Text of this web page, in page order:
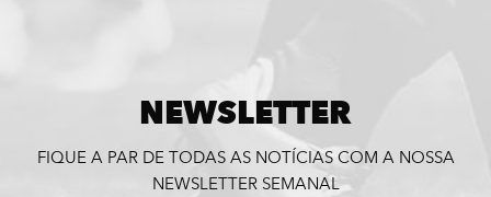
NEWSLETTER
FIQUE A PAR DE TODAS AS NOTÍCIAS COM A NOSSA
NEWSLETTER SEMANAL